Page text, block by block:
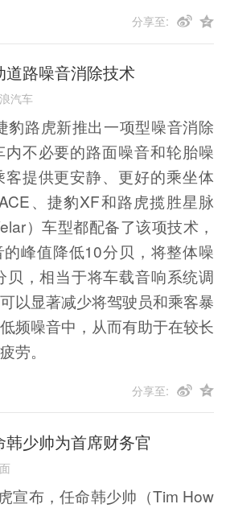
分享至:
路噪音消除技术
汽车
豹路虎新推出一项型噪音消除
不必要的路面噪音和轮胎噪
提供更安静、更好的乘坐体
、捷豹XF和路虎揽胜星脉
）车型都配备了该项技术，
峰值降低10分贝，将整体噪
，相当于将车载音响系统调
以显著减少将驾驶员和乘客暴
频噪音中，从而有助于在较长
劳。
分享至:
少帅为首席财务官
宣布，任命韩少帅（Tim How